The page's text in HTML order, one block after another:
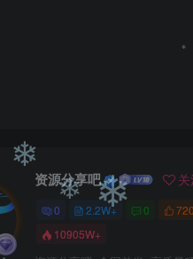
资源分享吧
0 2.2W+ 0
10905W+